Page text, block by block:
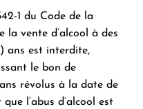
1 du Code de la
la vente d’alcool à des
ans est interdite,
le bon de
révolus à la date de
l’abus d’alcool est